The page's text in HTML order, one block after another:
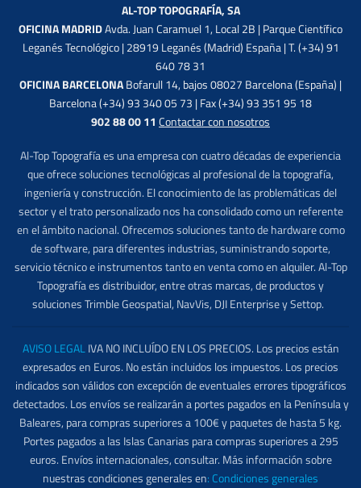
AL-TOP TOPOGRAFÍA, SA
OFICINA MADRIDAvda. Juan Caramuel 1, Local 2B | Parque Científico
Leganés Tecnológico | 28919 Leganés (Madrid) España | T. (+34) 91
640 78 31
OFICINA BARCELONABofarull 14, bajos 08027 Barcelona (España) |
Barcelona (+34) 93 340 05 73 | Fax (+34) 93 351 95 18
902 88 00 11 Contactar con nosotros
Al-Top Topografía es una empresa con cuatro décadas de experiencia
que ofrece soluciones tecnológicas al profesional de la topografía,
ingeniería y construcción. El conocimiento de las problemáticas del
sector y el trato personalizado nos ha consolidado como un referente
en el ámbito nacional. Ofrecemos soluciones tanto de hardware como
de software, para diferentes industrias, suministrando soporte,
servicio técnico e instrumentos tanto en venta como en alquiler. Al-Top
Topografía es distribuidor, entre otras marcas, de productos y
soluciones Trimble Geospatial, NavVis, DJI Enterprise y Settop.
AVISO LEGALIVA NO INCLUÍDO EN LOS PRECIOS. Los precios están
expresados en Euros. No están incluidos los impuestos. Los precios
indicados son válidos con excepción de eventuales errores tipográficos
detectados. Los envíos se realizarán a portes pagados en la Península y
Baleares, para compras superiores a 100€ y paquetes de hasta 5 kg.
Portes pagados a las Islas Canarias para compras superiores a 295
euros. Envíos internacionales, consultar. Más información sobre
nuestras condiciones generales en: Condiciones generales